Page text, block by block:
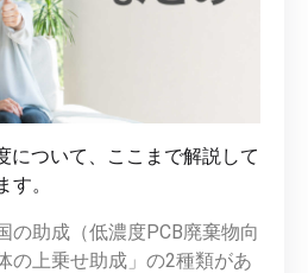
について、ここまで解説して
。
の助成（低濃度PCB廃棄物向
の上乗せ助成」の2種類があ